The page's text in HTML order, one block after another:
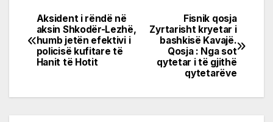
Post
navigation
Fisnik qosja
Zyrtarisht kryetar i
bashkisë Kavajë.
Qosja : Nga sot
qytetar i të gjithë
qytetarëve
Aksident i rëndë në
aksin Shkodër-Lezhë,
humb jetën efektivi i
policisë kufitare të
Hanit të Hotit